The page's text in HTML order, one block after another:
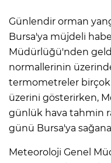
Günlendir orman
Bursa'ya müjdeli
Müdürlüğü'nden
normallerinin
termometreler
üzerini gösterirken,
günlük hava tahmin
günü Bursa'ya
Meteoroloji Genel